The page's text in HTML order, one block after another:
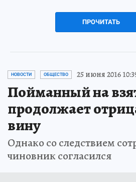
ПРОЧИТАТЬ
НОВОСТИ ОБЩЕСТВО 25 июня 2016
Пойманный на
продолжает
вину
Однако со следствием
чиновник согласился